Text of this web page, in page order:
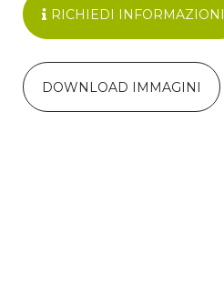
RICHIEDI INFORMAZIONI
DOWNLOAD IMMAGINI